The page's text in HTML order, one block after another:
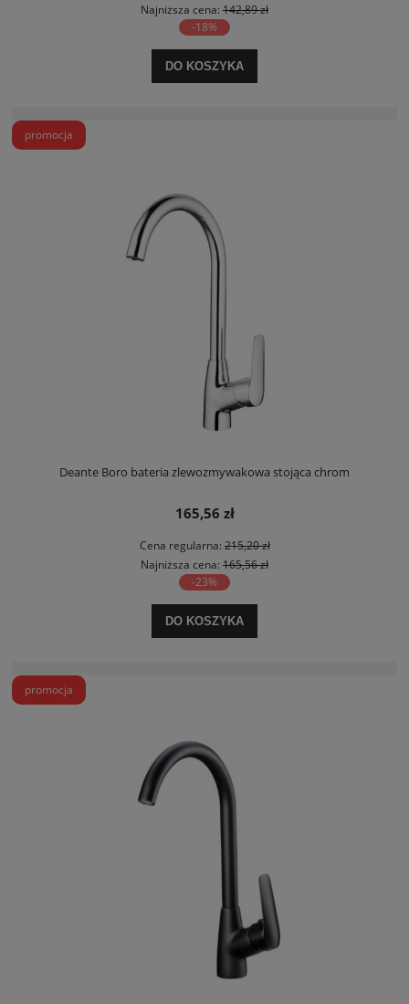
Najniższa cena: 142,89 zł
-18%
DO KOSZYKA
Deante Boro bateria zlewozmywakowa stojąca chrom
165,56 zł
Cena regularna:215,20 zł
Najniższa cena: 165,56 zł
-23%
DO KOSZYKA
promocja
promocja